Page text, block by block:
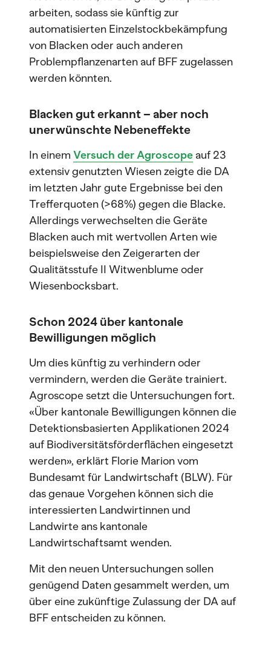
arbeiten, sodass sie künftig zur
automatisierten Einzelstockbekämpfung
von Blacken oder auch anderen
Problempflanzenarten auf BFF zugelassen
werden könnten.
Blacken gut erkannt – aber noch
unerwünschte Nebeneffekte
In einem Versuch der Agroscopeauf 23
extensiv genutzten Wiesen zeigte die DA
im letzten Jahr gute Ergebnisse bei den
Trefferquoten (>68%) gegen die Blacke.
Allerdings verwechselten die Geräte
Blacken auch mit wertvollen Arten wie
beispielsweise den Zeigerarten der
Qualitätsstufe II Witwenblume oder
Wiesenbocksbart.
Schon 2024 über kantonale
Bewilligungen möglich
Um dies künftig zu verhindern oder
vermindern, werden die Geräte trainiert.
Agroscope setzt die Untersuchungen fort.
«Über kantonale Bewilligungen können die
Detektionsbasierten Applikationen 2024
auf Biodiversitätsförderflächen eingesetzt
werden», erklärt Florie Marion vom
Bundesamt für Landwirtschaft (BLW). Für
das genaue Vorgehen können sich die
interessierten Landwirtinnen und
Landwirte ans kantonale
Landwirtschaftsamt wenden.
Mit den neuen Untersuchungen sollen
genügend Daten gesammelt werden, um
über eine zukünftige Zulassung der DA auf
BFF entscheiden zu können.